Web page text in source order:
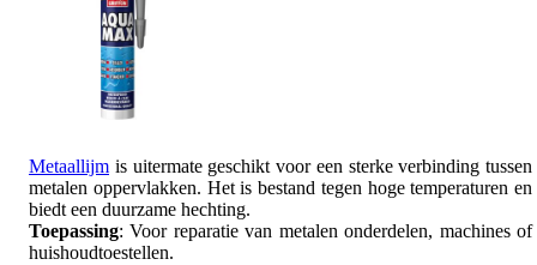
Metaallijm is uitermate geschikt voor een sterke verbinding tussen
metalen oppervlakken. Het is bestand tegen hoge temperaturen en
biedt een duurzame hechting.
Toepassing: Voor reparatie van metalen onderdelen, machines of
huishoudtoestellen.